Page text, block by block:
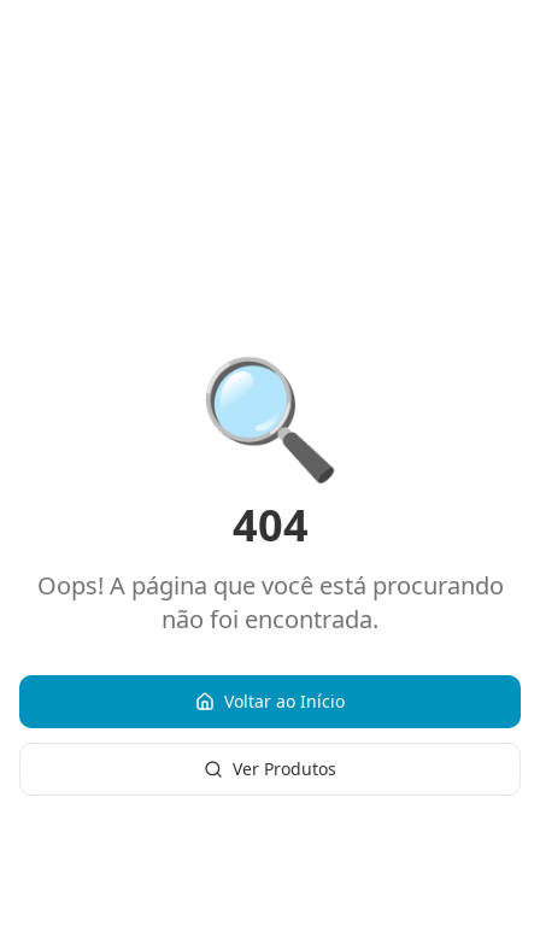
🔍
404
Oops! A página que você está procurando
não foi encontrada.
Voltar ao Início
Ver Produtos